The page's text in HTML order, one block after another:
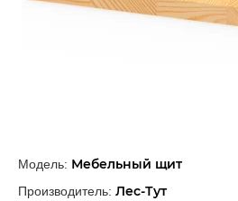
Модель: Мебельный щит
Производитель: Лес-Тут